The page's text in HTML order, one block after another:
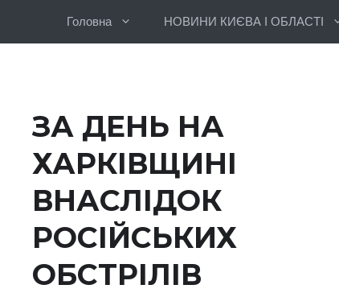
Головна НОВИНИ КИЄВА І ОБЛАСТІ
ЗА ДЕНЬ НА
ХАРКІВЩИНІ
ВНАСЛІДОК
РОСІЙСЬКИХ
ОБСТРІЛІВ